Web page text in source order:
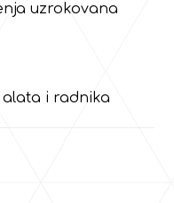
uzrokovana
alata i radnika